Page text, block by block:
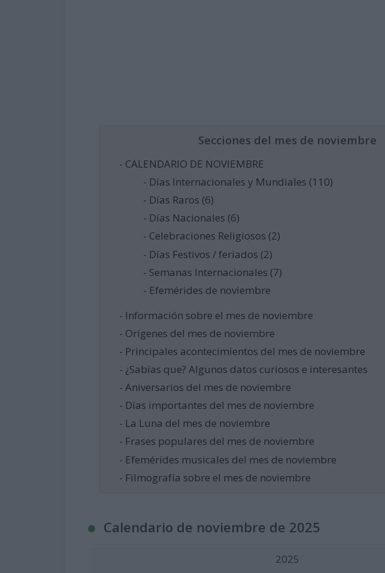
Secciones del mes de noviembre
- CALENDARIO DE NOVIEMBRE
- Días Internacionales y Mundiales (110)
- Días Raros (6)
- Días Nacionales (6)
- Celebraciones Religiosos (2)
- Días Festivos / feriados (2)
- Semanas Internacionales (7)
- Efemérides de noviembre
- Información sobre el mes de noviembre
- Orígenes del mes de noviembre
- Principales acontecimientos del mes de noviembre
- ¿Sabías que? Algunos datos curiosos e interesantes
- Aniversarios del mes de noviembre
- Días importantes del mes de noviembre
- La Luna del mes de noviembre
- Frases populares del mes de noviembre
- Efemérides musicales del mes de noviembre
- Filmografía sobre el mes de noviembre
Calendario de noviembre de 2025
2025